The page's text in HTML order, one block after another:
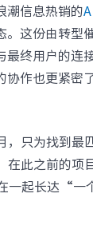
潮信息热销的
。这份由转
最终用户的连
作也更紧密了
，只为找到最
此之前的项
起长达“一